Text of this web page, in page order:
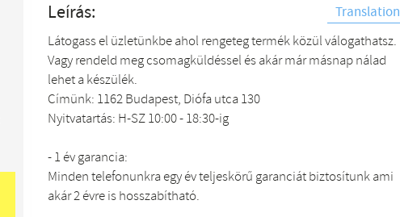
Leírás:
Translation
Látogass el üzletünkbe ahol rengeteg termék közül válogathatsz.
Vagy rendeld meg csomagküldéssel és akár már másnap nálad
lehet a készülék.
Címünk: 1162 Budapest, Diófa utca 130
Nyitvatartás: H-SZ 10:00 - 18:30-ig
- 1 év garancia:
Minden telefonunkra egy év teljeskörű garanciát biztosítunk ami
akár 2 évre is hosszabítható.